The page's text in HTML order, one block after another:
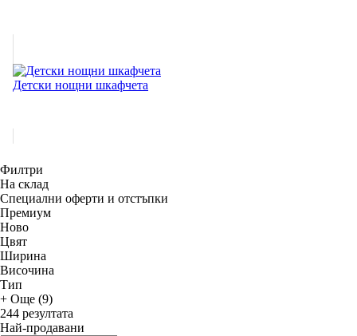
Детски нощни шкафчета
Филтри
На склад
Специални оферти и отстъпки
Премиум
Новo
Цвят
Ширина
Височина
Тип
+ Още (9)
244 резултата
Най-продавани